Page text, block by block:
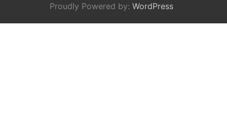
Proudly Powered by: WordPress